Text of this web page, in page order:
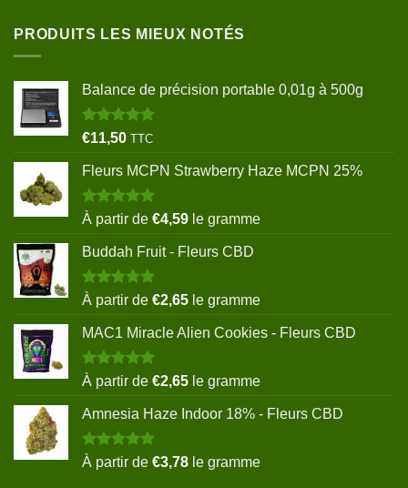
PRODUITS LES MIEUX NOTÉS
Balance de précision portable 0,01g à 500g
Note5.00
€11,50 TTC
Fleurs MCPN Strawberry Haze MCPN 25%
Note5.00
sur 5
À partir de €4,59 le gramme
Buddah Fruit - Fleurs CBD
Note5.00
sur 5
À partir de €2,65 le gramme
MAC1 Miracle Alien Cookies - Fleurs CBD
Note5.00
sur 5
À partir de €2,65 le gramme
Amnesia Haze Indoor 18% - Fleurs CBD
Note5.00
sur 5
À partir de €3,78 le gramme